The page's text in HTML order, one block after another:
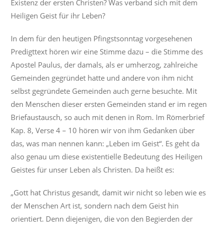
Existenz der ersten Christen? Was verband sich mit dem
Heiligen Geist für ihr Leben?
In dem für den heutigen Pfingstsonntag vorgesehenen
Predigttext hören wir eine Stimme dazu – die Stimme des
Apostel Paulus, der damals, als er umherzog, zahlreiche
Gemeinden gegründet hatte und andere von ihm nicht
selbst gegründete Gemeinden auch gerne besuchte. Mit
den Menschen dieser ersten Gemeinden stand er im regen
Briefaustausch, so auch mit denen in Rom. Im Römerbrief
Kap. 8, Verse 4 – 10 hören wir von ihm Gedanken über
das, was man nennen kann: „Leben im Geist“. Es geht da
also genau um diese existentielle Bedeutung des Heiligen
Geistes für unser Leben als Christen. Da heißt es:
„Gott hat Christus gesandt, damit wir nicht so leben wie es
der Menschen Art ist, sondern nach dem Geist hin
orientiert. Denn diejenigen, die von den Begierden der